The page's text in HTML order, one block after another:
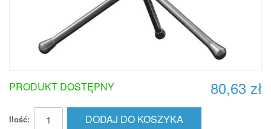
80,63 zł
PRODUKT DOSTĘPNY
Ilość: DODAJ DO KOSZYKA